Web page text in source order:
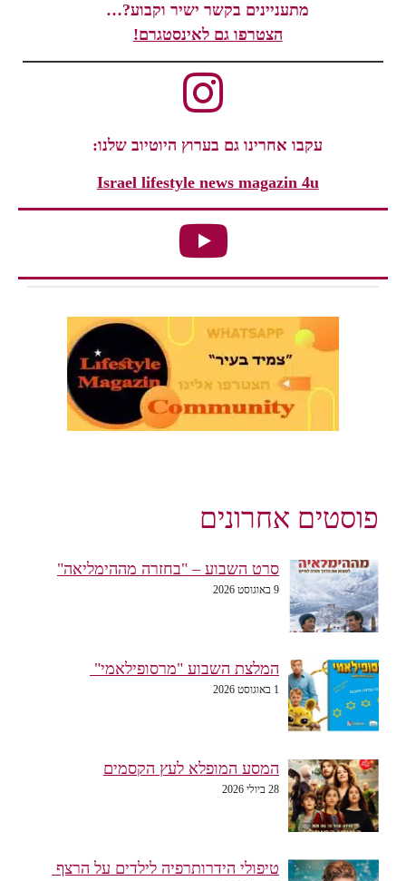
מתעניינים בקשר ישיר וקבוע?…
הצטרפו גם לאינסטגרם!
עקבו אחרינו גם בערוץ היוטיוב שלנו:
Israel lifestyle news magazin 4u
פוסטים אחרונים
סרט השבוע – "בחזרה מההימליאה"
9 באוגוסט 2026
המלצת השבוע "מרסופילאמי"
1 באוגוסט 2026
המסע המופלא לעץ הקסמים
28 ביולי 2026
טיפולי הידרותרפיה לילדים על הרצף